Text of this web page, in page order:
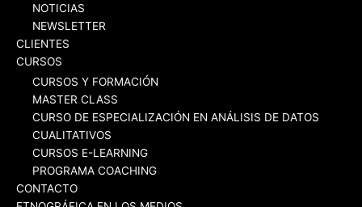
NOTICIAS
NEWSLETTER
CLIENTES
CURSOS
CURSOS Y FORMACIÓN
MASTER CLASS
CURSO DE ESPECIALIZACIÓN EN ANÁLISIS DE DATOS
CUALITATIVOS
CURSOS E-LEARNING
PROGRAMA COACHING
CONTACTO